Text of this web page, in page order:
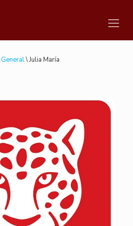
General\ Julia María